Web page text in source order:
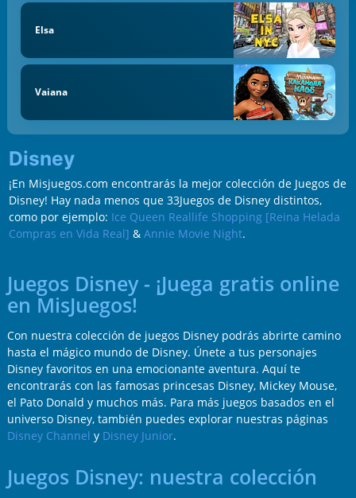
Elsa
Vaiana
Disney
¡En Misjuegos.com encontrarás la mejor colección de Juegos de
Disney! Hay nada menos que 33Juegos de Disney distintos,
como por ejemplo: Ice Queen Reallife Shopping [Reina Helada
Compras en Vida Real] & Annie Movie Night.
Juegos Disney - ¡Juega gratis online
en MisJuegos!
Con nuestra colección de juegos Disney podrás abrirte camino
hasta el mágico mundo de Disney. Únete a tus personajes
Disney favoritos en una emocionante aventura. Aquí te
encontrarás con las famosas princesas Disney, Mickey Mouse,
el Pato Donald y muchos más. Para más juegos basados en el
universo Disney, también puedes explorar nuestras páginas
Disney Channel y Disney Junior.
Juegos Disney: nuestra colección